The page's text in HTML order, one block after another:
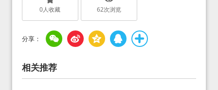
0人收藏 62次浏览
相关推荐